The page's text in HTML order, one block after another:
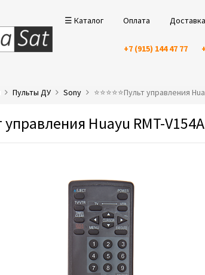
☰ Каталог Оплата Доставка
+7 (915) 144 47 77
Пульты ДУ Sony ⭐️⭐️⭐️⭐️⭐️Пульт управления
управления Huayu RMT-